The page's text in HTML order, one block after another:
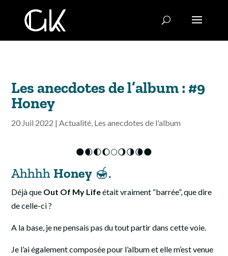
Les anecdotes de l’album : #9
Honey
20 Juil 2022 |Actualité, Les anecdotes de l'album
🌑🌒🌓🌔🌕🌖🌗🌘🌑
Ahhhh Honey 🍯.
Déjà que Out Of My Lifeétait vraiment “barrée”, que dire
de celle-ci ?
A la base, je ne pensais pas du tout partir dans cette voie.
Je l’ai également composée pour l’album et elle m’est venue